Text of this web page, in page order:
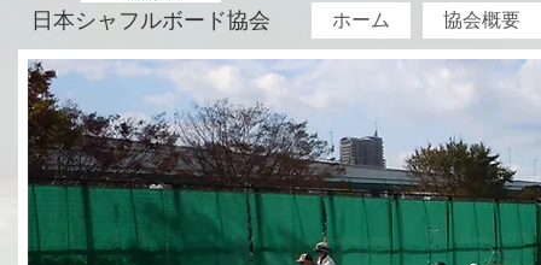
日本シャフルボード協会 ホーム 協会概要